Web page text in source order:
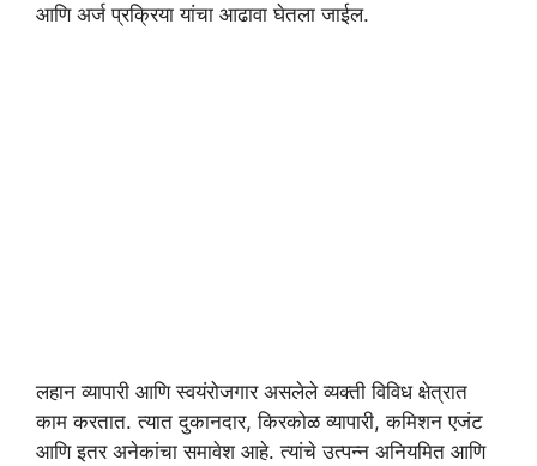
आणि अर्ज प्रक्रिया यांचा आढावा घेतला जाईल.
लहान व्यापारी आणि स्वयंरोजगार असलेले व्यक्ती विविध क्षेत्रात
काम करतात. त्यात दुकानदार, किरकोळ व्यापारी, कमिशन एजंट
आणि इतर अनेकांचा समावेश आहे. त्यांचे उत्पन्न अनियमित आणि